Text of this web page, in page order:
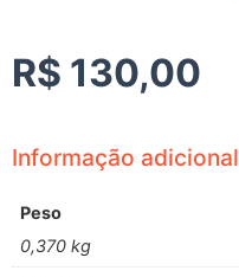
R$ 130,00
Informação adicional
Peso
0,370 kg